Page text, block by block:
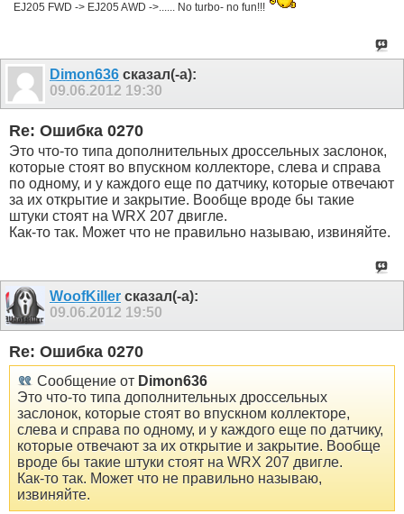
EJ205 FWD -> EJ205 AWD ->...... No turbo- no fun!!!
Dimon636 сказал(-а):
09.06.2012 19:30
Re: Ошибка 0270
Это что-то типа дополнительных дроссельных заслонок,
которые стоят во впускном коллекторе, слева и справа
по одному, и у каждого еще по датчику, которые отвечают
за их открытие и закрытие. Вообще вроде бы такие
штуки стоят на WRX 207 двигле.
Как-то так. Может что не правильно называю, извиняйте.
WoofKiller сказал(-а):
09.06.2012 19:50
Re: Ошибка 0270
Сообщение от Dimon636
Это что-то типа дополнительных дроссельных
заслонок, которые стоят во впускном коллекторе,
слева и справа по одному, и у каждого еще по датчику,
которые отвечают за их открытие и закрытие. Вообще
вроде бы такие штуки стоят на WRX 207 двигле.
Как-то так. Может что не правильно называю,
извиняйте.